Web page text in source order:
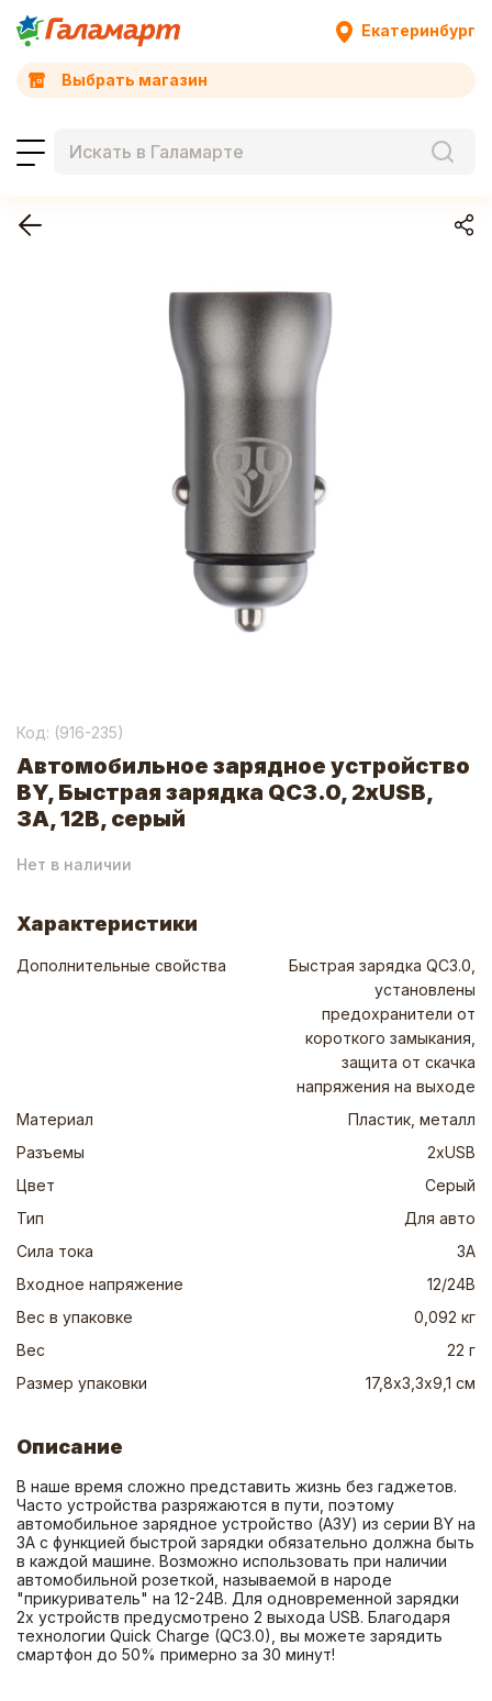
Екатеринбург
Выбрать магазин
Код: (916-235)
Автомобильное зарядное устройство
BY, Быстрая зарядка QC3.0, 2xUSB,
3А, 12В, серый
Нет в наличии
Характеристики
Дополнительные свойства
Быстрая зарядка QC3.0,
установлены
предохранители от
короткого замыкания,
защита от скачка
напряжения на выходе
Материал
Пластик, металл
Разъемы
2xUSB
Цвет
Серый
Тип
Для авто
Сила тока
3А
Входное напряжение
12/24В
Вес в упаковке
0,092 кг
Вес
22 г
Размер упаковки
17,8х3,3х9,1 см
Описание
В наше время сложно представить жизнь без гаджетов.
Часто устройства разряжаются в пути, поэтому
автомобильное зарядное устройство (АЗУ) из серии BY на
3А с функцией быстрой зарядки обязательно должна быть
в каждой машине. Возможно использовать при наличии
автомобильной розеткой, называемой в народе
"прикуриватель" на 12-24В. Для одновременной зарядки
2х устройств предусмотрено 2 выхода USB. Благодаря
технологии Quick Charge (QC3.0), вы можете зарядить
смартфон до 50% примерно за 30 минут!